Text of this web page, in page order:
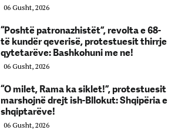
06 Gusht, 2026
“Poshtë patronazhistët”, revolta e 68-
të kundër qeverisë, protestuesit thirrje
qytetarëve: Bashkohuni me ne!
06 Gusht, 2026
“O milet, Rama ka siklet!”, protestuesit
marshojnë drejt ish-Bllokut: Shqipëria e
shqiptarëve!
06 Gusht, 2026